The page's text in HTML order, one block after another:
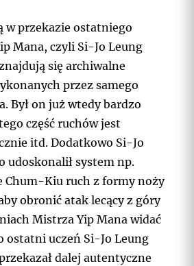
w przekazie ostatniego
Mana, czyli Si-Jo Leung
się archiwalne
przez samego
Był on już wtedy bardzo
część ruchów jest
itd. Dodatkowo Si-Jo
udoskonalił system np.
Chum-Kiu ruch z formy noży
obronić atak lecący z góry
Mistrza Yip Mana widać
ostatni uczeń Si-Jo Leung
dalej autentyczne